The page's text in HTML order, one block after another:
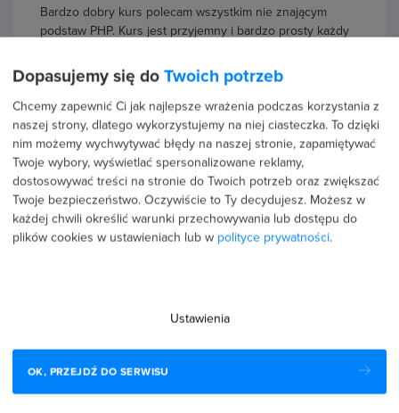
Bardzo dobry kurs polecam wszystkim nie znającym
podstaw PHP. Kurs jest przyjemny i bardzo prosty każdy
stopniowo i sprawdzana testami
5 maja 2018 Potwierdzona transakcja
Tomasz Gutowski
5.0
Polecam każdemu ;) Wiedza przekazana w przyjemny,
Dopasujemy się do Twoich potrzeb
Chcemy zapewnić Ci jak najlepsze wrażenia podczas korzystania z
naszej strony, dlatego wykorzystujemy na niej ciasteczka. To dzięki
nim możemy wychwytywać błędy na naszej stronie, zapamiętywać
Twoje wybory, wyświetlać spersonalizowane reklamy,
dostosowywać treści na stronie do Twoich potrzeb oraz zwiększać
Twoje bezpieczeństwo. Oczywiście to Ty decydujesz. Możesz w
każdej chwili określić warunki przechowywania lub dostępu do
plików cookies w ustawieniach lub w polityce prywatności.
Ustawienia
OK, PRZEJDŹ DO SERWISU